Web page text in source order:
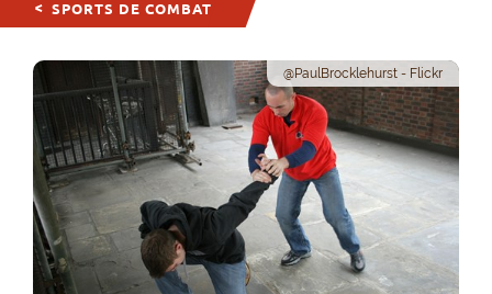
SPORTS DE COMBAT
@PaulBrocklehurst - Flickr